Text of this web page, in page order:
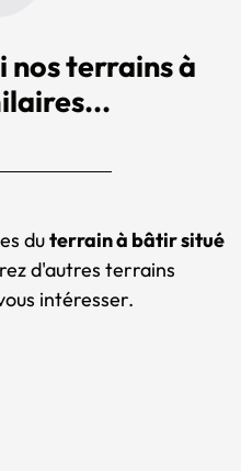
nos terrains à
duterrain à bâtir situé
d'autres terrains
intéresser.